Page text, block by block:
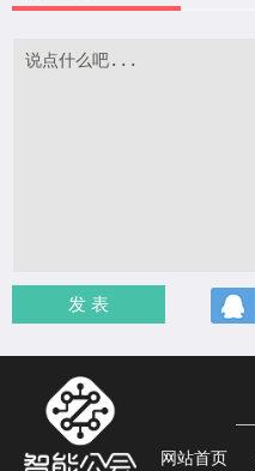
发 表
网站首页